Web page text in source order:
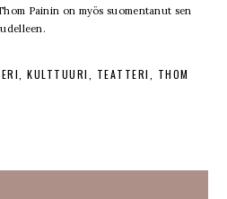
Painin on myös suomentanut sen
KULTTUURI TEATTERI
THOM